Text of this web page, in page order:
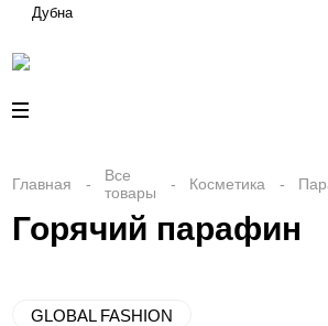
Дубна
Главная
Все
товары
Косметика
Горячий парафин
GLOBAL FASHION